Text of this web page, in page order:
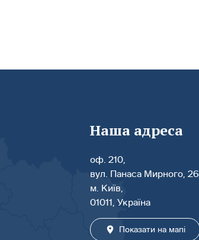
Наша адреса
оф. 210,
вул. Панаса Мирного, 26,
м. Київ,
01011, Україна
Показати на мапі